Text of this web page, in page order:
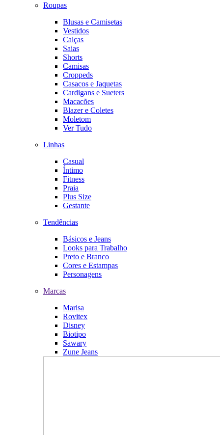
Roupas
Blusas e Camisetas
Vestidos
Calças
Saias
Shorts
Camisas
Croppeds
Casacos e Jaquetas
Cardigans e Sueters
Macacões
Blazer e Coletes
Moletom
Ver Tudo
Linhas
Casual
Íntimo
Fitness
Praia
Plus Size
Gestante
Tendências
Básicos e Jeans
Looks para Trabalho
Preto e Branco
Cores e Estampas
Personagens
Marcas
Marisa
Rovitex
Disney
Biotipo
Sawary
Zune Jeans